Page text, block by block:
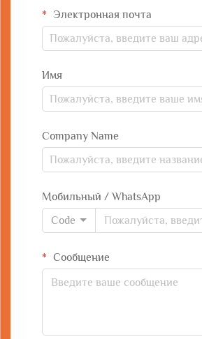
Электронная почта
Имя
Company Name
Мобильный / WhatsApp
Code
Сообщение